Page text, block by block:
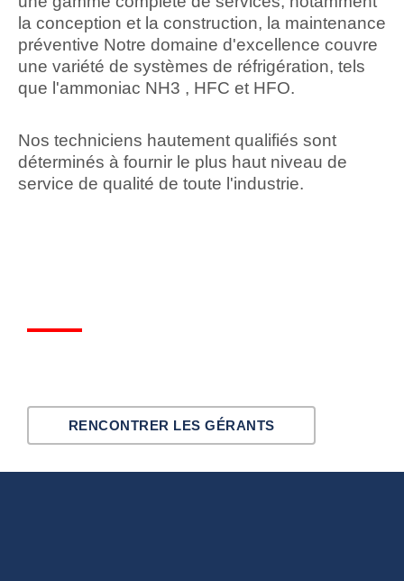
la conception et la construction, la maintenance
préventive Notre domaine d'excellence couvre
une variété de systèmes de réfrigération, tels
que l'ammoniac NH3 , HFC et HFO.
Nos techniciens hautement qualifiés sont
déterminés à fournir le plus haut niveau de
service de qualité de toute l'industrie.
RENCONTRER LES GÉRANTS